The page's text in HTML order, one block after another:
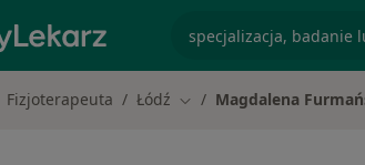
Fizjoterapeuta Łódź Zmień miasto
Magdalena